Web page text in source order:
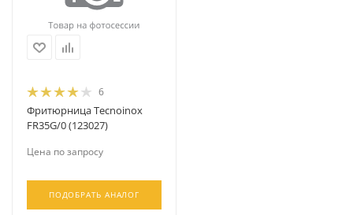
6
Фритюрница Tecnoinox
FR35G/0 (123027)
Цена по запросу
ПОДОБРАТЬ АНАЛОГ